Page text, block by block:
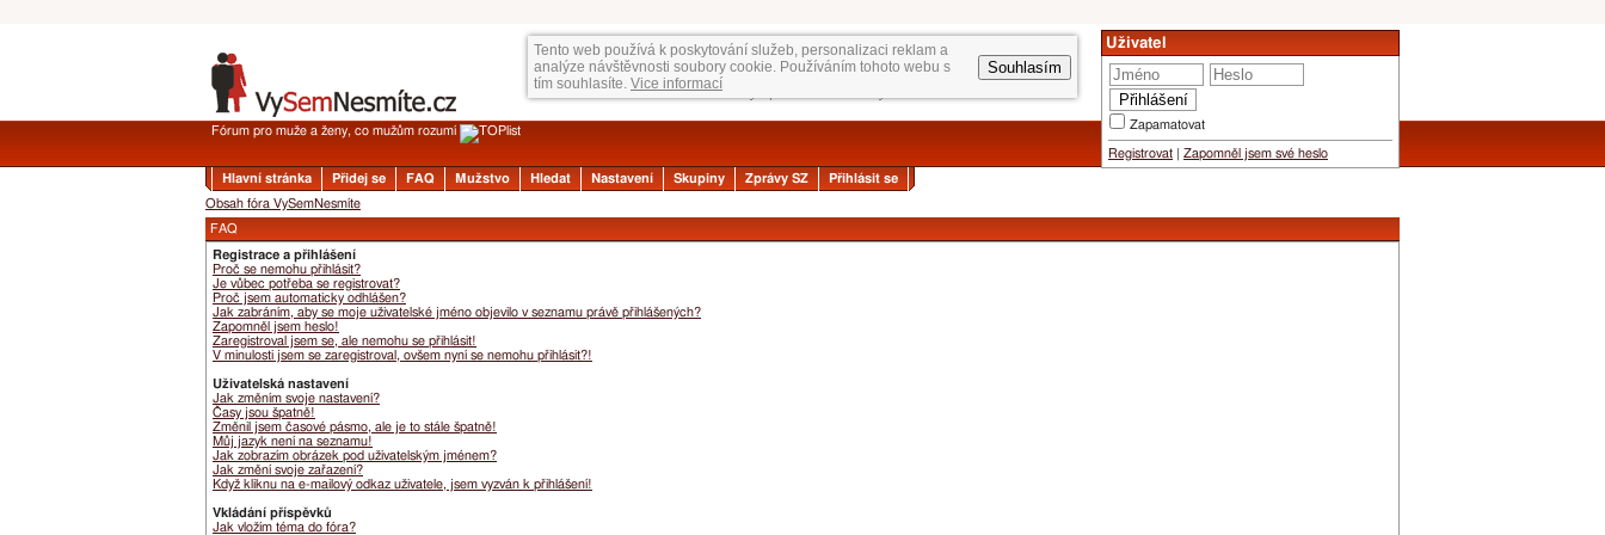
Tento web používá k poskytování služeb, personalizaci reklam a
analýze návštěvnosti soubory cookie. Používáním tohoto webu s
tím souhlasíte. Vice informací
Souhlasím
Uživatel
Zapamatovat
Registrovat Zapomněl jsem své heslo
Fórum pro muže a ženy, co mužům rozumí
Hlavní stránka Přidej se FAQ Mužstvo Hledat Nastavení Skupiny Zprávy SZ
Přihlásit se
Obsah fóra VySemNesmíte
FAQ
Registrace a přihlášení
Proč se nemohu přihlásit?
Je vůbec potřeba se registrovat?
Proč jsem automaticky odhlášen?
Jak zabráním, aby se moje uživatelské jméno objevilo v seznamu právě přihlášených?
Zapomněl jsem heslo!
Zaregistroval jsem se, ale nemohu se přihlásit!
V minulosti jsem se zaregistroval, ovšem nyní se nemohu přihlásit?!
Uživatelská nastavení
Jak změním svoje nastavení?
Časy jsou špatně!
Změnil jsem časové pásmo, ale je to stále špatně!
Můj jazyk není na seznamu!
Jak zobrazím obrázek pod uživatelským jménem?
Jak změní svoje zařazení?
Když kliknu na e-mailový odkaz uživatele, jsem vyzván k přihlášení!
Vkládání příspěvků
Jak vložím téma do fóra?